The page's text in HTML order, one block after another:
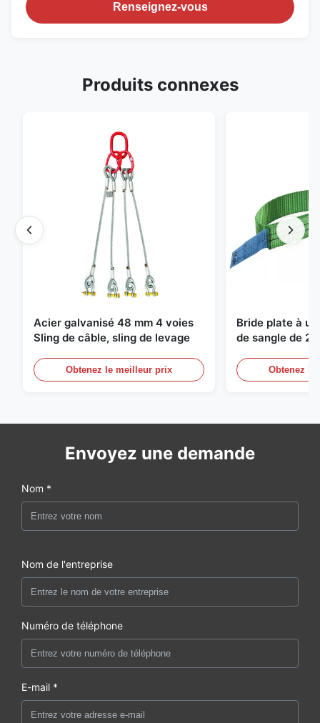
Renseignez-vous
Produits connexes
Acier galvanisé 48 mm 4 voies
Sling de câble, sling de levage
Obtenez le meilleur prix
Bride plate à
de sangle de 2
Obtenez
Envoyez une demande
Nom *
Nom de l'entreprise
Numéro de téléphone
E-mail *